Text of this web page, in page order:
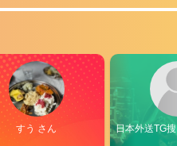
すう さん 日本外送TG